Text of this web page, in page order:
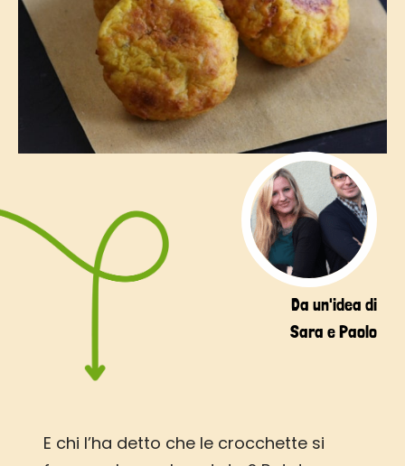
Da un'idea di
Sara e Paolo
E chi l’ha detto che le crocchette si